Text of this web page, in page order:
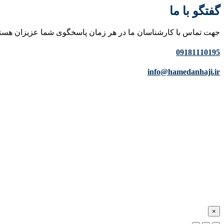
گفتگو با ما
جهت تماس با کارشناسان ما در هر زمان پاسخگوی شما عزیزان
09181110195
info@hamedanhaji.ir
×